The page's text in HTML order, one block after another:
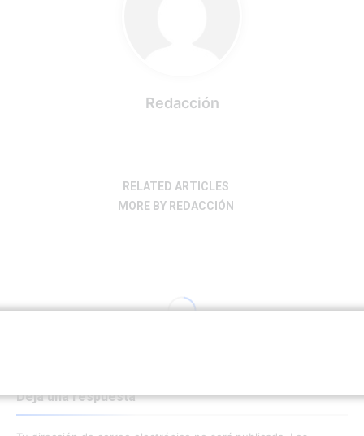
Redacción
RELATED ARTICLES
MORE BY REDACCIÓN
Deja una respuesta